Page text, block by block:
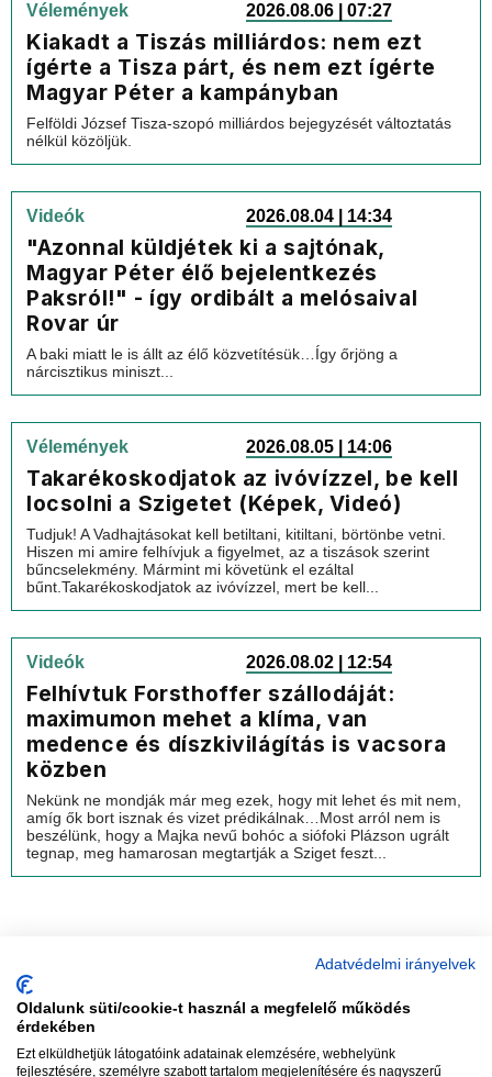
Vélemények 2026.08.06 | 07:27
Kiakadt a Tiszás milliárdos: nem ezt
ígérte a Tisza párt, és nem ezt ígérte
Magyar Péter a kampányban
Felföldi József Tisza-szopó milliárdos bejegyzését változtatás
nélkül közöljük.
Videók 2026.08.04 | 14:34
"Azonnal küldjétek ki a sajtónak,
Magyar Péter élő bejelentkezés
Paksról!" - így ordibált a melósaival
Rovar úr
A baki miatt le is állt az élő közvetítésük…Így őrjöng a
nárcisztikus miniszt...
Vélemények 2026.08.05 | 14:06
Takarékoskodjatok az ivóvízzel, be kell
locsolni a Szigetet (Képek, Videó)
Tudjuk! A Vadhajtásokat kell betiltani, kitiltani, börtönbe vetni.
Hiszen mi amire felhívjuk a figyelmet, az a tiszások szerint
bűncselekmény. Mármint mi követünk el ezáltal
bűnt.Takarékoskodjatok az ivóvízzel, mert be kell...
Videók 2026.08.02 | 12:54
Felhívtuk Forsthoffer szállodáját:
maximumon mehet a klíma, van
medence és díszkivilágítás is vacsora
közben
Nekünk ne mondják már meg ezek, hogy mit lehet és mit nem,
amíg ők bort isznak és vizet prédikálnak…Most arról nem is
beszélünk, hogy a Majka nevű bohóc a siófoki Plázson ugrált
tegnap, meg hamarosan megtartják a Sziget feszt...
Adatvédelmi irányelvek
Oldalunk süti/cookie-t használ a megfelelő működés
érdekében
Ezt elküldhetjük látogatóink adatainak elemzésére, webhelyünk
fejlesztésére, személyre szabott tartalom megjelenítésére és nagyszerű